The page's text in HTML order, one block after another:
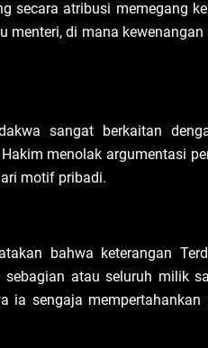
secara atribusi memegang
menteri, di mana kewenangan
sangat berkaitan
menolak argumentasi
motif pribadi.
bahwa keterangan
atau seluruh milik
ia sengaja mempertahankan